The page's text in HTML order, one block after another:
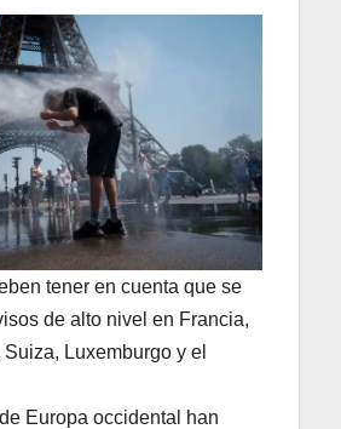
tener en cuenta que se
de alto nivel en Francia,
Luxemburgo y el
Europa occidental han